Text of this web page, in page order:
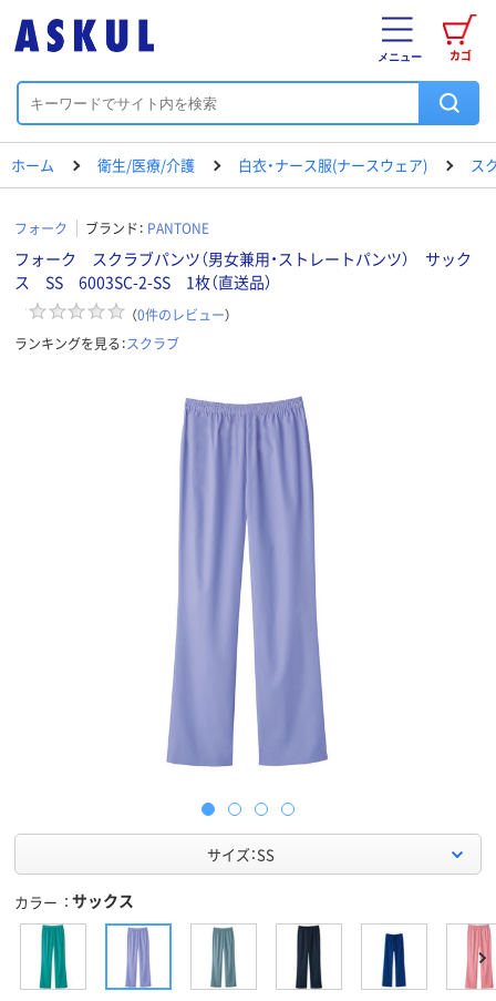
カゴ
メニュー
ホーム 衛生/医療/介護 白衣・ナース服(ナースウェア) ス
フォーク ブランド： PANTONE
フォーク スクラブパンツ（男女兼用・ストレートパンツ） サック
ス SS 6003SC-2-SS 1枚（直送品）
（0件のレビュー）
ランキングを見る：スクラブ
サイズ：SS
カラー サックス